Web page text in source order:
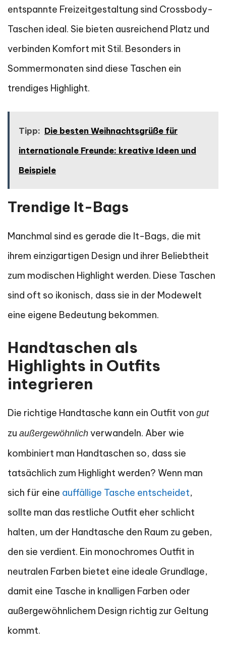
entspannte Freizeitgestaltung sind Crossbody-
Taschen ideal. Sie bieten ausreichend Platz und
verbinden Komfort mit Stil. Besonders in
Sommermonaten sind diese Taschen ein
trendiges Highlight.
Tipp: Die besten Weihnachtsgrüße für
internationale Freunde: kreative Ideen und
Beispiele
Trendige It-Bags
Manchmal sind es gerade die It-Bags, die mit
ihrem einzigartigen Design und ihrer Beliebtheit
zum modischen Highlight werden. Diese Taschen
sind oft so ikonisch, dass sie in der Modewelt
eine eigene Bedeutung bekommen.
Handtaschen als
Highlights in Outfits
integrieren
Die richtige Handtasche kann ein Outfit von gut
zu außergewöhnlich verwandeln. Aber wie
kombiniert man Handtaschen so, dass sie
tatsächlich zum Highlight werden? Wenn man
sich für eine auffällige Tasche entscheidet,
sollte man das restliche Outfit eher schlicht
halten, um der Handtasche den Raum zu geben,
den sie verdient. Ein monochromes Outfit in
neutralen Farben bietet eine ideale Grundlage,
damit eine Tasche in knalligen Farben oder
außergewöhnlichem Design richtig zur Geltung
kommt.